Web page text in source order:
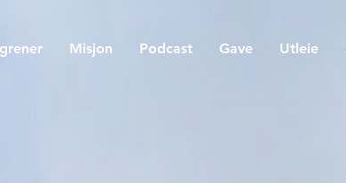
Misjon Podcast Gave Utleie